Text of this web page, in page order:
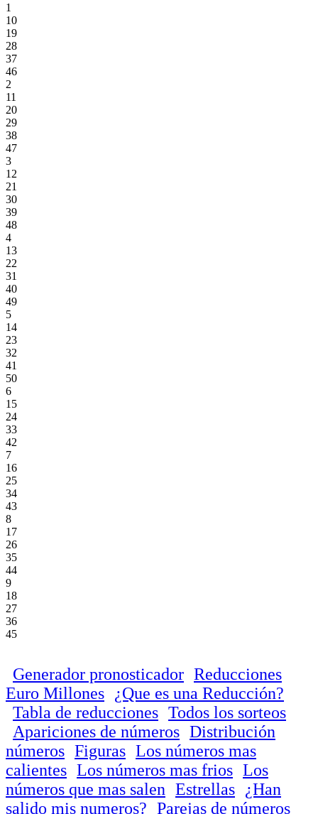
1
10
19
28
37
46
2
11
20
29
38
47
3
12
21
30
39
48
4
13
22
31
40
49
5
14
23
32
41
50
6
15
24
33
42
7
16
25
34
43
8
17
26
35
44
9
18
27
36
45
Generador pronosticador Reducciones
Euro Millones
¿Que es una Reducción?
Tabla de reducciones Todos los sorteos
Apariciones de números Distribución
números Figuras Los números mas
calientes Los números mas frios Los
números que mas salen Estrellas
¿Han
salido mis numeros? Parejas de números